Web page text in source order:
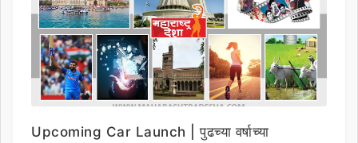
Upcoming Car Launch | पुढच्या वर्षाच्या